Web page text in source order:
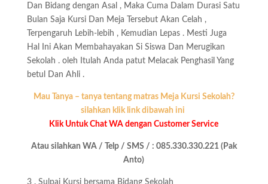
Dan Bidang dengan Asal , Maka Cuma Dalam Durasi Satu
Bulan Saja Kursi Dan Meja Tersebut Akan Celah ,
Terpengaruh Lebih-lebih , Kemudian Lepas . Mesti Juga
Hal Ini Akan Membahayakan Si Siswa Dan Merugikan
Sekolah . oleh Itulah Anda patut Melacak Penghasil Yang
betul Dan Ahli .
Mau Tanya – tanya tentang matras Meja Kursi Sekolah?
silahkan klik link dibawah ini
Klik Untuk Chat WA dengan Customer Service
Atau silahkan WA / Telp / SMS / : 085.330.330.221 (Pak
Anto)
3 . Sulpai Kursi bersama Bidang Sekolah